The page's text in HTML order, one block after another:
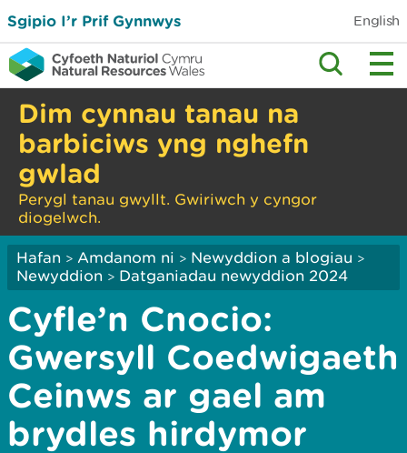
Sgipio I’r Prif Gynnwys English
Dim cynnau tanau na
barbiciws yng nghefn
gwlad
Perygl tanau gwyllt. Gwiriwch y cyngor
diogelwch.
Hafan > Amdanom ni > Newyddion a blogiau >
Newyddion > Datganiadau newyddion 2024
Cyfle’n Cnocio:
Gwersyll Coedwigaeth
Ceinws ar gael am
brydles hirdymor